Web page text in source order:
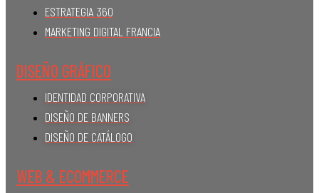
ESTRATEGIA 360
MARKETING DIGITAL FRANCIA
DISEÑO GRÁFICO
IDENTIDAD CORPORATIVA
DISEÑO DE BANNERS
DISEÑO DE CATÁLOGO
WEB & ECOMMERCE